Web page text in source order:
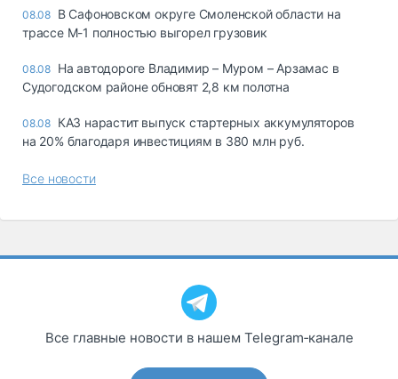
08.08 В Сафоновском округе Смоленской области на
трассе М-1 полностью выгорел грузовик
08.08 На автодороге Владимир – Муром – Арзамас в
Судогодском районе обновят 2,8 км полотна
08.08 КАЗ нарастит выпуск стартерных аккумуляторов
на 20% благодаря инвестициям в 380 млн руб.
Все новости
Все главные новости в нашем Telegram‑канале